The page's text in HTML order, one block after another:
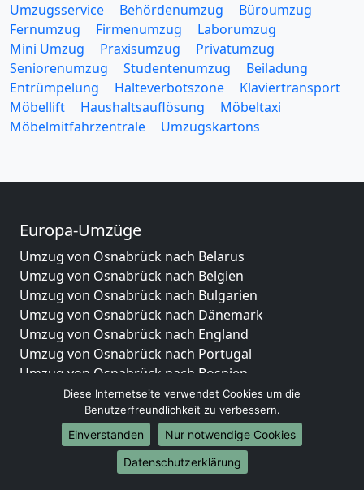
Umzugsservice Behördenumzug
Büroumzug
Fernumzug
Firmenumzug
Laborumzug
Mini Umzug
Praxisumzug
Privatumzug
Seniorenumzug
Studentenumzug
Beiladung
Entrümpelung
Halteverbotszone
Klaviertransport
Möbellift
Haushaltsauflösung
Möbeltaxi
Möbelmitfahrzentrale
Umzugskartons
Europa-Umzüge
Umzug von Osnabrück nach Belarus
Umzug von Osnabrück nach Belgien
Umzug von Osnabrück nach Bulgarien
Umzug von Osnabrück nach Dänemark
Umzug von Osnabrück nach England
Umzug von Osnabrück nach Portugal
Umzug von Osnabrück nach Bosnien
und Herzegowina
Umzug von Osnabrück nach Irland
Umzug von Osnabrück nach Lettland
Umzug von Osnabrück nach Zypern
Umzug von Osnabrück nach Kroatien
Diese Internetseite verwendet Cookies um die
Benutzerfreundlichkeit zu verbessern.
Einverstanden
Nur notwendige Cookies
Datenschutzerklärung